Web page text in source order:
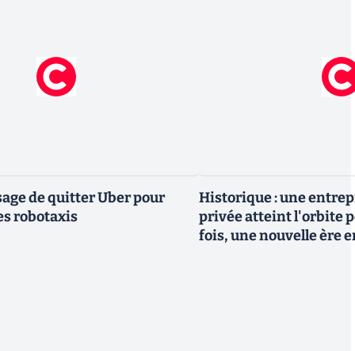
de quitter Uber pour
robotaxis
Historique : une
privée atteint l'orbite
fois, une nouvelle ère